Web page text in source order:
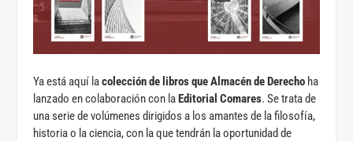
Ya está aquí lacolección de libros que Almacén de Derecho ha
lanzado en colaboración con laEditorial Comares. Se trata de
una serie de volúmenes dirigidos a los amantes de la filosofía,
historia o la ciencia, con la que tendrán la oportunidad de